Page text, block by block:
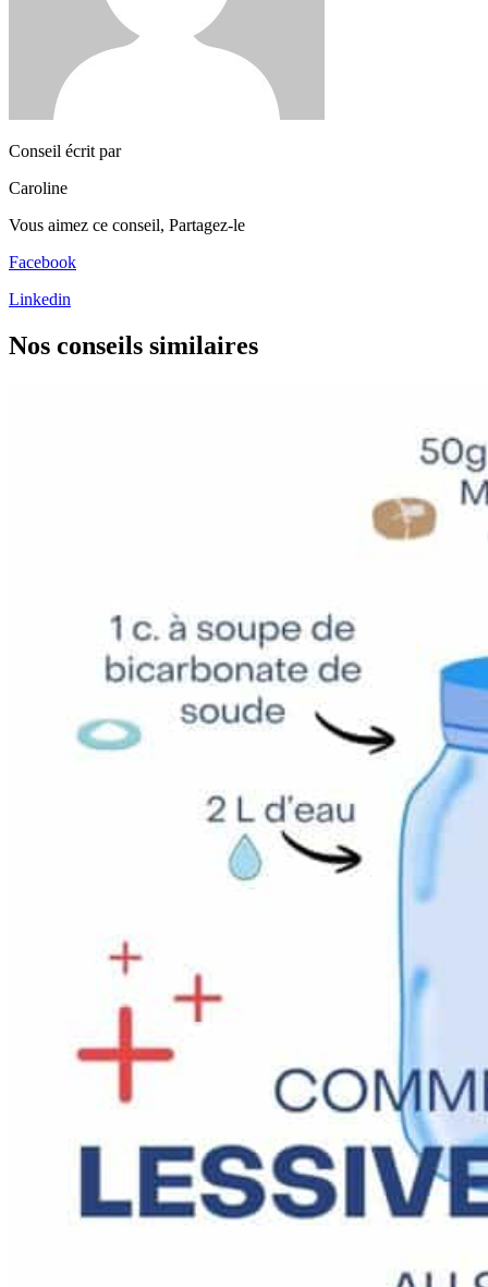
Conseil écrit par
Caroline
Vous aimez ce conseil, Partagez-le
Facebook
Linkedin
Nos conseils similaires